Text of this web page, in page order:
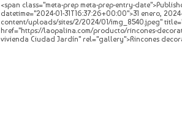
<span class="meta-prep meta-prep-entry-
datetime="2024-01-31T16:37:26+00:00">31 enero,
content/uploads/sites/2/2024/01/img_8540.jpeg"
href="https://laopalina.com/producto/rincones-
vivienda Ciudad Jardín" rel="gallery">Rincones